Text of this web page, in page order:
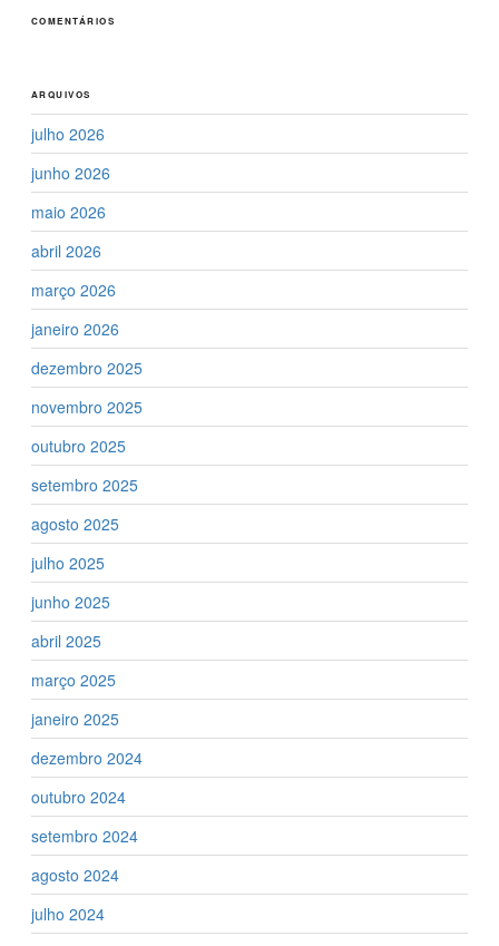
COMENTÁRIOS
ARQUIVOS
julho 2026
junho 2026
maio 2026
abril 2026
março 2026
janeiro 2026
dezembro 2025
novembro 2025
outubro 2025
setembro 2025
agosto 2025
julho 2025
junho 2025
abril 2025
março 2025
janeiro 2025
dezembro 2024
outubro 2024
setembro 2024
agosto 2024
julho 2024